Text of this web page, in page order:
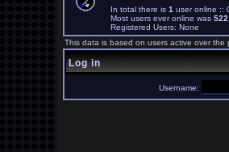
In total there is 1 user online ::
Most users ever online was 522
Registered Users: None
This data is based on users active over the
Log in
Username: